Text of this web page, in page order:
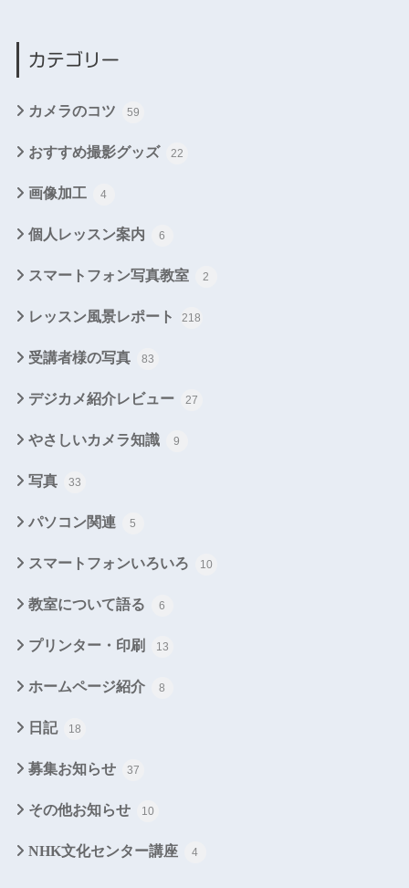
カテゴリー
カメラのコツ 59
おすすめ撮影グッズ 22
画像加工 4
個人レッスン案内 6
スマートフォン写真教室 2
レッスン風景レポート 218
受講者様の写真 83
デジカメ紹介レビュー 27
やさしいカメラ知識 9
写真 33
パソコン関連 5
スマートフォンいろいろ 10
教室について語る 6
プリンター・印刷 13
ホームページ紹介 8
日記 18
募集お知らせ 37
その他お知らせ 10
NHK文化センター講座 4